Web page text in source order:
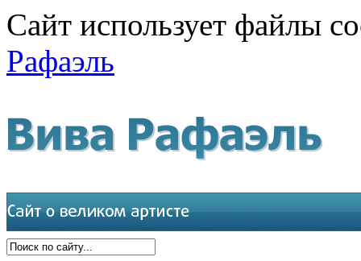
Сайт использует файлы
Рафаэль